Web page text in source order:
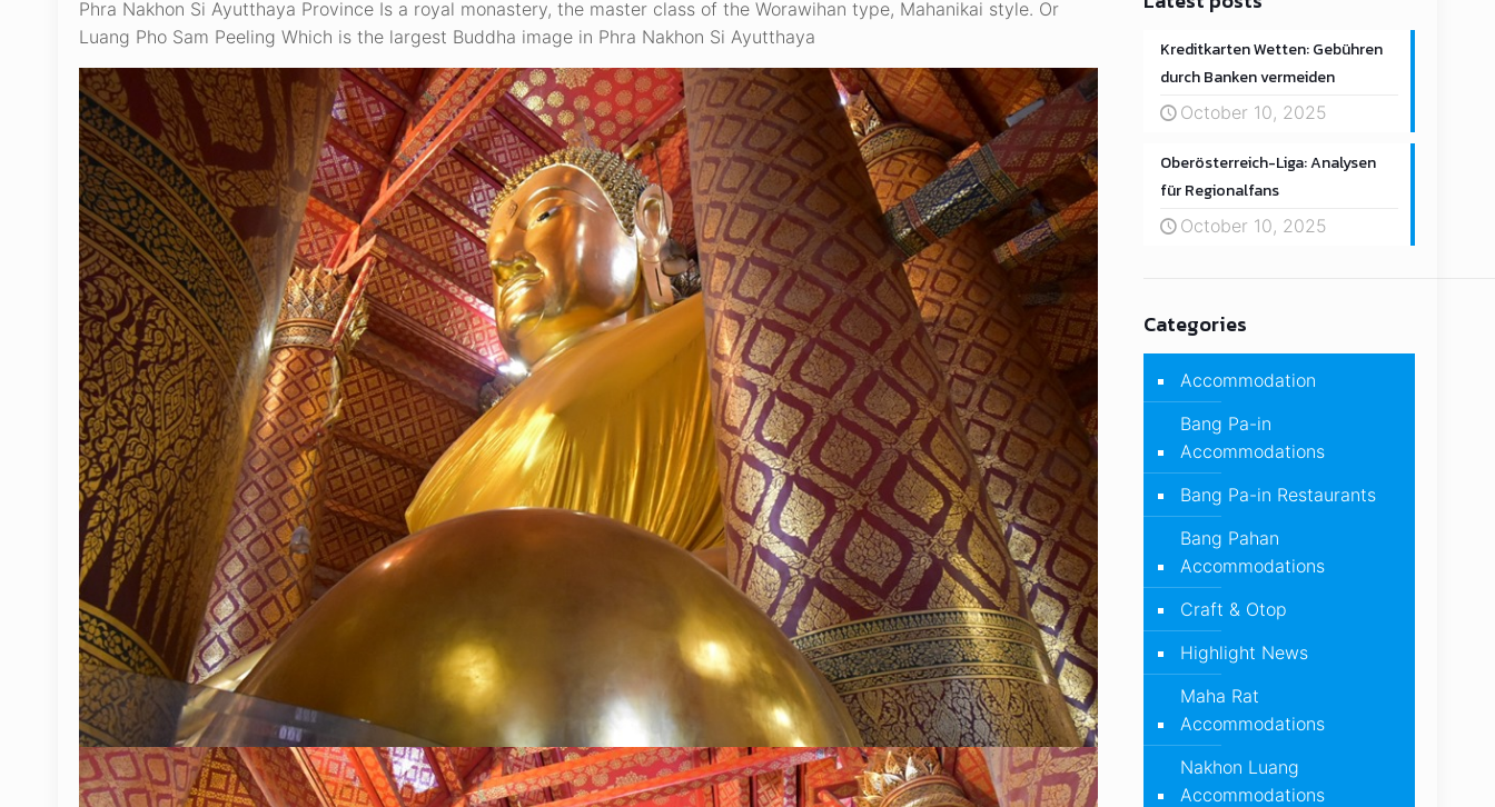
Phra Nakhon Si Ayutthaya Province Is a royal monastery, the master class of the Worawihan type, Mahanikai style. Or
Luang Pho Sam Peeling Which is the largest Buddha image in Phra Nakhon Si Ayutthaya
Kreditkarten Wetten: Gebühren
durch Banken vermeiden
October 10, 2025
Oberösterreich-Liga: Analysen
für Regionalfans
October 10, 2025
Categories
Accommodation
Bang Pa-in
Accommodations
Bang Pa-in Restaurants
Bang Pahan
Accommodations
Craft & Otop
Highlight News
Maha Rat
Accommodations
Nakhon Luang
Accommodations